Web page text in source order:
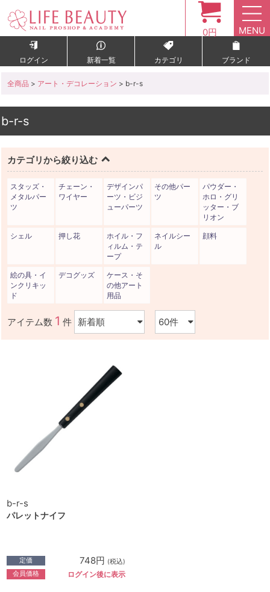
0円 MENU
ログイン 新着一覧 カテゴリ ブランド
全商品 > アート・デコレーション > b-r-s
b-r-s
カテゴリから絞り込む
スタッズ・
メタルパー
ツ
チェーン・
ワイヤー
デザインパ
ーツ・ビジ
ューパーツ
その他パー
ツ
パウダー・
ホロ・グリ
ッター・ブ
リオン
シェル 押し花
ホイル・フ
ィルム・テ
ープ
ネイルシー
ル
顔料
絵の具・イ
ンクリキッ
ド
デコグッズ
ケース・そ
の他アート
用品
アイテム数 1 件
b-r-s
パレットナイフ
定価 748円 (税込)
会員価格 ログイン後に表示